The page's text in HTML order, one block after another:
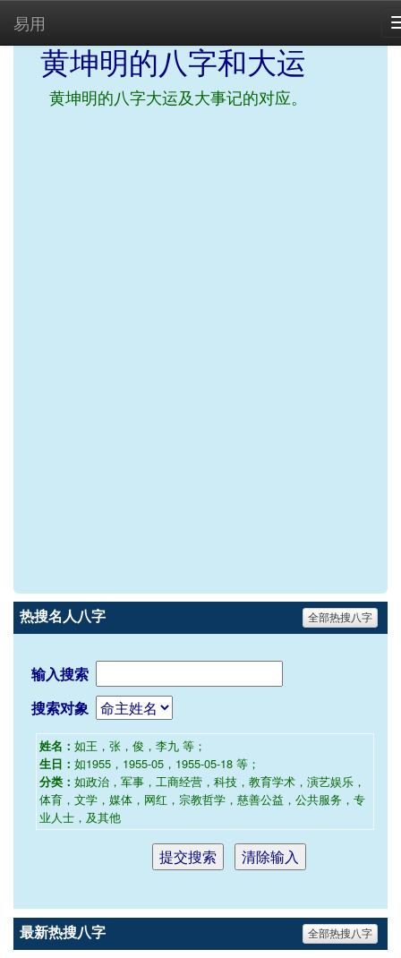
易用
黄坤明的八字和大运
黄坤明的八字大运及大事记的对应。
热搜名人八字 全部热搜八字
输入搜索
搜索对象
姓名： 如王，张，俊，李九 等；
生日： 如1955，1955-05，1955-05-18 等；
分类： 如政治，军事，工商经营，科技，教育学术，演艺娱乐，
体育，文学，媒体，网红，宗教哲学，慈善公益，公共服务，专
业人士，及其他
最新热搜八字 全部热搜八字